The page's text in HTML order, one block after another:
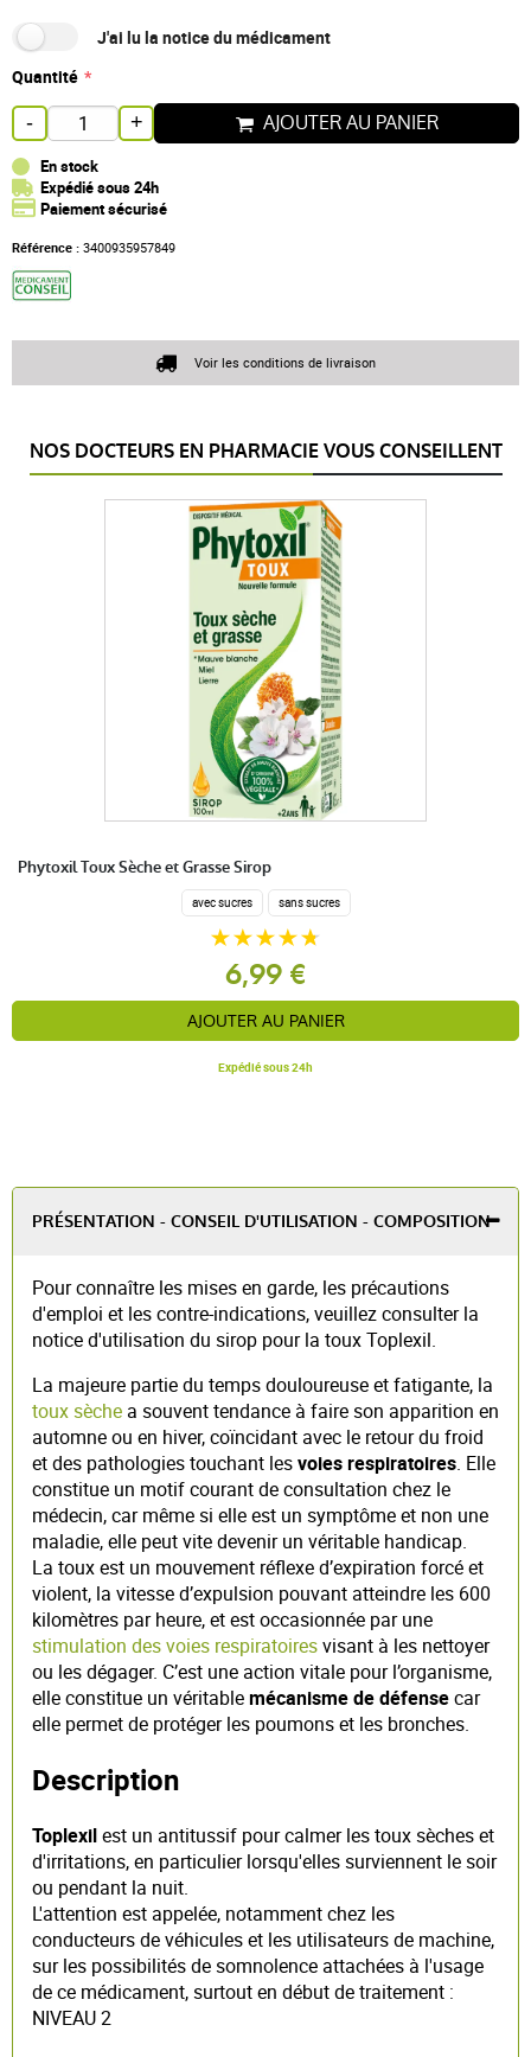
J'ai lu la notice du médicament
Quantité
- + AJOUTER AU PANIER
En stock
Expédié sous 24h
Paiement sécurisé
Référence : 3400935957849
Voir les conditions de livraison
NOS DOCTEURS EN PHARMACIE VOUS CONSEILLENT
Phytoxil Toux Sèche et Grasse Sirop
avec sucres sans sucres
6,99 €
AJOUTER AU PANIER
Expédié sous 24h
PRÉSENTATION - CONSEIL D'UTILISATION - COMPOSITION
Pour connaître les mises en garde, les précautions
d'emploi et les contre-indications, veuillez consulter la
notice d'utilisation du sirop pour la toux Toplexil.
La majeure partie du temps douloureuse et fatigante, la
toux sèche a souvent tendance à faire son apparition en
automne ou en hiver, coïncidant avec le retour du froid
et des pathologies touchant lesvoies respiratoires. Elle
constitue un motif courant de consultation chez le
médecin, car même si elle est un symptôme et non une
maladie, elle peut vite devenir un véritable handicap.
La toux est un mouvement réflexe d’expiration forcé et
violent, la vitesse d’expulsion pouvant atteindre les 600
kilomètres par heure, et est occasionnée par une
stimulation des voies respiratoiresvisant à les nettoyer
ou les dégager. C’est une action vitale pour l’organisme,
elle constitue un véritablemécanisme de défensecar
elle permet de protéger les poumons et les bronches.
Description
Toplexilest un antitussif pour calmer les toux sèches et
d'irritations, en particulier lorsqu'elles surviennent le soir
ou pendant la nuit.
L'attention est appelée, notamment chez les
conducteurs de véhicules et les utilisateurs de machine,
sur les possibilités de somnolence attachées à l'usage
de ce médicament, surtout en début de traitement :
NIVEAU 2